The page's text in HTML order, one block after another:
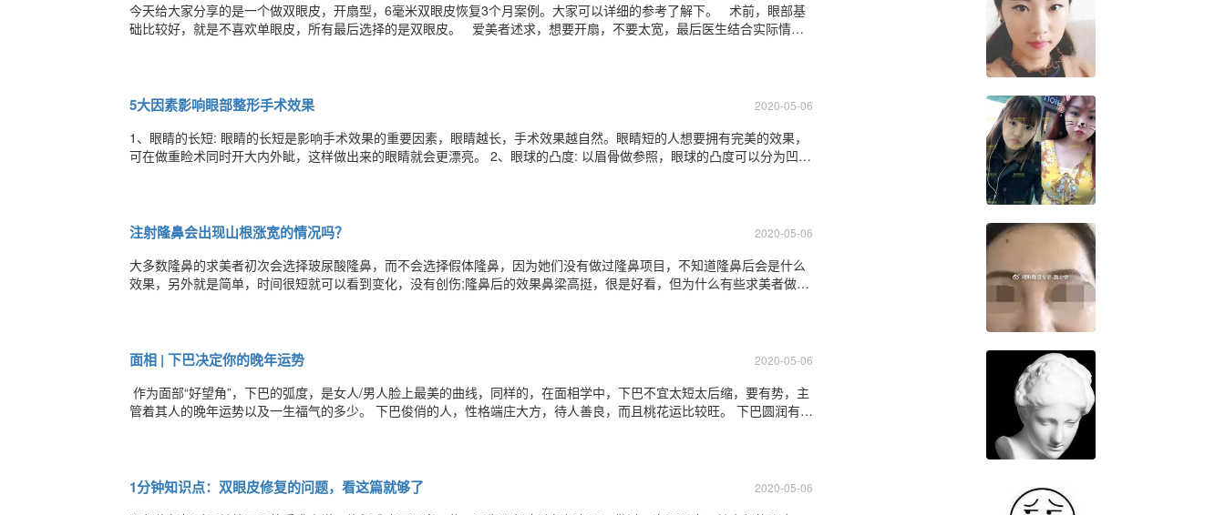
今天给大家分享的是一个做双眼皮，开扇型，6毫米双眼皮恢复3个月案例。大家可以详细的参考了解下。 术前，眼部基
础比较好，就是不喜欢单眼皮，所有最后选择的是双眼皮。 爱美者述求，想要开扇，不要太宽，最后医生结合实际情况
5大因素影响眼部整形手术效果 2020-05-06
1、眼睛的长短: 眼睛的长短是影响手术效果的重要因素，眼睛越长，手术效果越自然。眼睛短的人想要拥有完美的效果，
可在做重睑术同时开大内外眦，这样做出来的眼睛就会更漂亮。 2、眼球的凸度: 以眉骨做参照，眼球的凸度可以分为凹
注射隆鼻会出现山根涨宽的情况吗？ 2020-05-06
大多数隆鼻的求美者初次会选择玻尿酸隆鼻，而不会选择假体隆鼻，因为她们没有做过隆鼻项目，不知道隆鼻后会是什么
效果，另外就是简单，时间很短就可以看到变化，没有创伤;隆鼻后的效果鼻梁高挺，很是好看，但为什么有些求美者做完
面相 | 下巴决定你的晚年运势 2020-05-06
管着其人的晚年运势以及一生福气的多少。 下巴俊俏的人，性格端庄大方，待人善良，而且桃花运比较旺。 下巴圆润有肉
1分钟知识点：双眼皮修复的问题，看这篇就够了 2020-05-06